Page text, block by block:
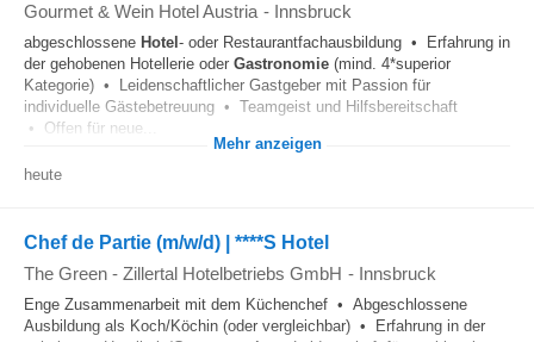
Gourmet & Wein Hotel Austria - Innsbruck
abgeschlossene Hotel - oder Restaurantfachausbildung • Erfahrung in
der gehobenen Hotellerie oder Gastronomie (mind. 4*superior
Kategorie) • Leidenschaftlicher Gastgeber mit Passion für
individuelle Gästebetreuung • Teamgeist und Hilfsbereitschaft
• Offen für neue...
Mehr anzeigen
heute
Chef de Partie (m/w/d) | ****S Hotel
The Green - Zillertal Hotelbetriebs GmbH - Innsbruck
Enge Zusammenarbeit mit dem Küchenchef • Abgeschlossene
Ausbildung als Koch/Köchin (oder vergleichbar) • Erfahrung in der